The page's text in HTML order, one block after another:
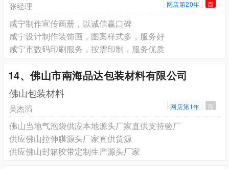
张经理 网店第20年 百
咸宁制作宣传画册，以诚信赢口碑
咸宁设计制作装饰画，图案样式多，服务好
咸宁市数码印刷服务，按需印制，服务优质
14、佛山市南海品达包装材料有限公司
佛山包装材料
吴杰滔 网店第1年 百
佛山当地气泡袋供应本地源头厂家直供支持验厂
供应佛山拉伸膜源头厂家直供货源
供应佛山封箱胶带定制生产源头厂家